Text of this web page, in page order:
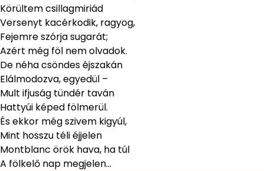
Körültem csillagmiriád
Versenyt kacérkodik, ragyog,
Fejemre szórja sugarát;
Azért még föl nem olvadok.
De néha csöndes éjszakán
Elálmodozva, egyedül –
Mult ifjuság tündér taván
Hattyúi képed fölmerül.
És ekkor még szivem kigyúl,
Mint hosszu téli éjjelen
Montblanc örök hava, ha túl
A fölkelő nap megjelen…